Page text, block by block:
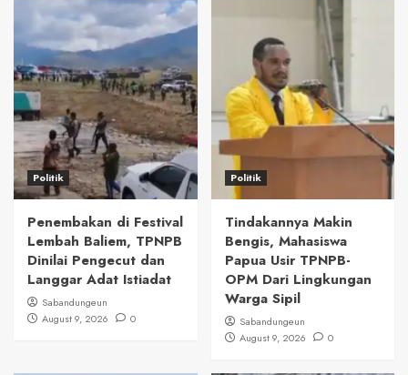
Politik
Penembakan di Festival
Lembah Baliem, TPNPB
Dinilai Pengecut dan
Langgar Adat Istiadat
Sabandungeun
August 9, 2026
0
Politik
Tindakannya Makin
Bengis, Mahasiswa
Papua Usir TPNPB-
OPM Dari Lingkungan
Warga Sipil
Sabandungeun
August 9, 2026
0